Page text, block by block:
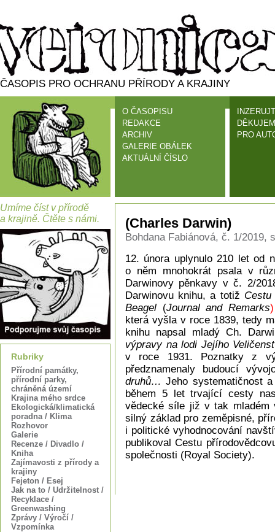
ČASOPIS PRO OCHRANU PŘÍRODY A KRAJINY
O ČASOPISU
REDAKCE
ARCHIV
GALERIE OBÁLEK
AKTUÁLNÍ ČÍSLO
PRO
Umíme číst v přírodě
a krajině. Čtěte s námi.
Rubriky
Přírodní památky,
přírodní parky,
chráněná území
Krajina mého srdce
Ekologická/klimatická
poradna / Klima
Rozhovor
Galerie
Recenze / Divadlo /
Kniha
Zajímavosti z přírody a
krajiny
Fejeton / Esej
Jak na to / Udržitelnost /
Recyklace /
Greenwashing
Zprávy / Výročí /
Vzpomínka
(Charles Darwin)
Bohdana Fabiánová, č. 1/2019,
12. února uplynulo 210 let od
o něm mnohokrát psala v
Darwinovy pěnkavy v č. 2/
Darwinovu knihu, a totiž
Beagel (Journal and Remarks)
která vyšla v roce 1839, tedy
knihu napsal mladý Ch.
výpravy na lodi Jejího
v roce 1931. Poznatky z
předznamenaly budoucí
druhů… Jeho systematičnost
během 5 let trvající cesty
vědecké síle již v tak mladém
silný základ pro zeměpisné,
i politické vyhodnocování
publikoval Cestu
společnosti (Royal Society).